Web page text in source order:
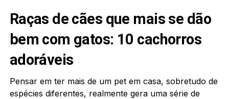
Raças de cães que mais se dão
bem com gatos: 10 cachorros
adoráveis
Pensar em ter mais de um pet em casa, sobretudo de
espécies diferentes, realmente gera uma série de